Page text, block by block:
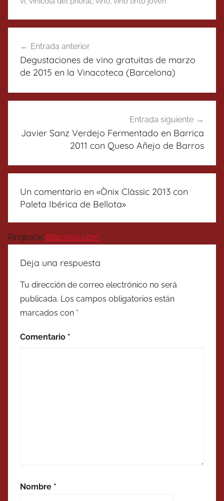
de
entradas
Entrada anterior
Degustaciones de vino gratuitas de marzo
de 2015 en la Vinacoteca (Barcelona)
Entrada siguiente
Javier Sanz Verdejo Fermentado en Barrica
2011 con Queso Añejo de Barros
Un comentario en «Ònix Clàssic 2013 con
Paleta Ibérica de Bellota»
Pingback: Bitacoras.com
Deja una respuesta
Tu dirección de correo electrónico no será
publicada. Los campos obligatorios están
marcados con *
Comentario *
Nombre *